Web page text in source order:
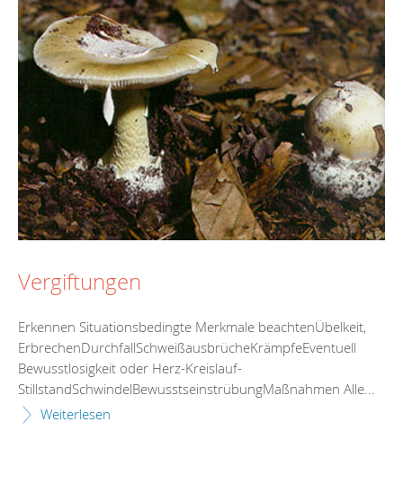
Vergiftungen
Erkennen Situationsbedingte Merkmale beachtenÜbelkeit,
ErbrechenDurchfallSchweißausbrücheKrämpfeEventuell
Bewusstlosigkeit oder Herz-Kreislauf-
StillstandSchwindelBewusstseinstrübungMaßnahmen Alle...
Weiterlesen